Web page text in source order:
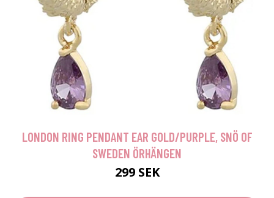
LONDON RING PENDANT EAR GOLD/PURPLE, SNÖ OF
SWEDEN ÖRHÄNGEN
299 SEK